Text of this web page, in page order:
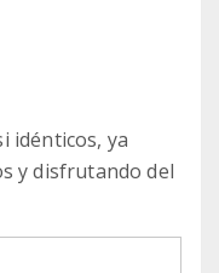
idénticos, ya
y disfrutando del